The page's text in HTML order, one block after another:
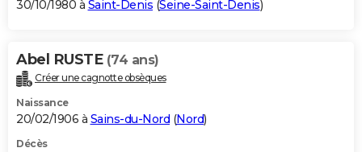
30/10/1980 à Saint-Denis (Seine-Saint-Denis)
Abel RUSTE (74 ans)
Créer une cagnotte obsèques
Naissance
20/02/1906 à Sains-du-Nord (Nord)
Décès